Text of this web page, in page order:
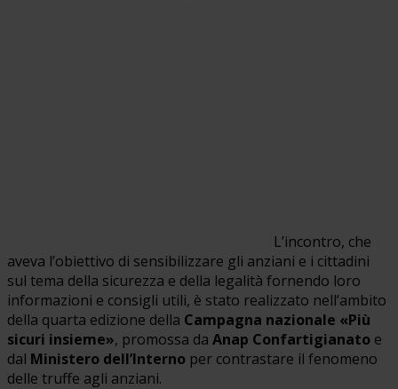
L’incontro, che
aveva l’obiettivo di sensibilizzare gli anziani e i cittadini
sul tema della sicurezza e della legalità fornendo loro
informazioni e consigli utili, è stato realizzato nell’ambito
della quarta edizione della Campagna nazionale «Più
sicuri insieme», promossa da Anap Confartigianato e
dal Ministero dell’Interno per contrastare il fenomeno
delle truffe agli anziani.